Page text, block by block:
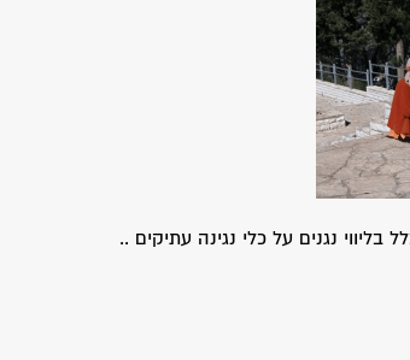
נגנים על כלי נגינה עתיקים ..